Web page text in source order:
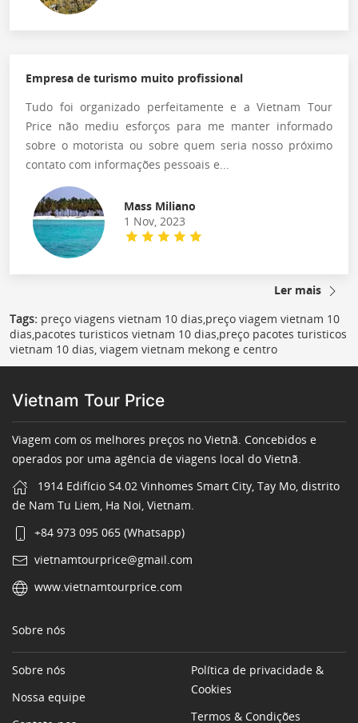
Empresa de turismo muito profissional
Tudo foi organizado perfeitamente e a Vietnam Tour
Price não mediu esforços para me manter informado
sobre o motorista ou sobre quem seria nosso próximo
contato com informações pessoais e...
Mass Miliano
1 Nov, 2023
Ler mais
Tags: preço viagens vietnam 10 dias,preço viagem vietnam 10
dias,pacotes turisticos vietnam 10 dias,preço pacotes turisticos
vietnam 10 dias, viagem vietnam mekong e centro
Vietnam Tour Price
Viagem com os melhores preços no Vietnã. Concebidos e
operados por uma agência de viagens local do Vietnã.
1914 Edifício S4.02 Vinhomes Smart City, Tay Mo, distrito
de Nam Tu Liem, Ha Noi, Vietnam.
+84 973 095 065 (Whatsapp)
vietnamtourprice@gmail.com
www.vietnamtourprice.com
Sobre nós
Sobre nós
Nossa equipe
Política de privacidade &
Cookies
Termos & Condições